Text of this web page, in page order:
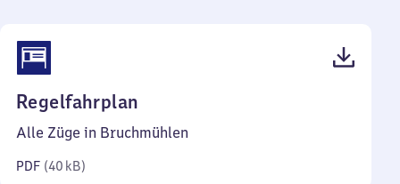
Regelfahrplan
40
Alle Züge in Bruchmühlen
PDF (40 kB)